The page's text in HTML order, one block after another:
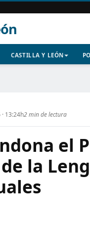
CASTILLA Y LEÓN
13:24h2 min de lectura
el
la